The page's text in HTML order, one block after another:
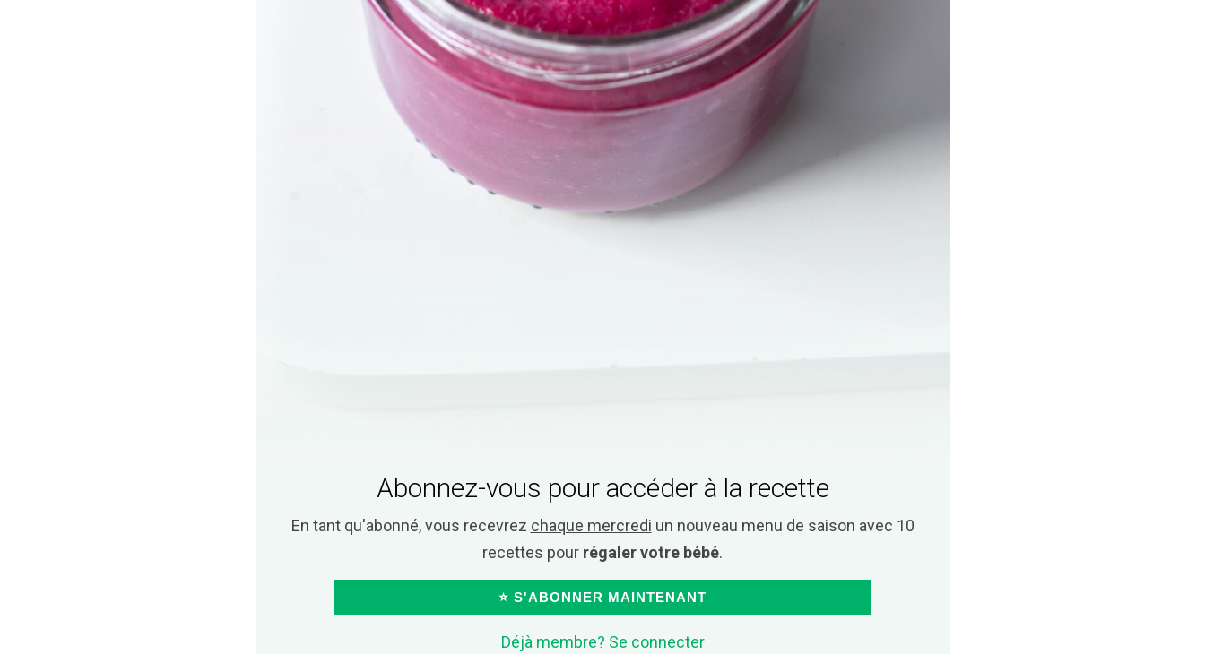
Abonnez-vous pour accéder à la recette
En tant qu'abonné, vous recevrez chaque mercredi un nouveau menu de saison avec 10
recettes pour régaler votre bébé.
⭐ S'ABONNER MAINTENANT
Déjà membre? Se connecter